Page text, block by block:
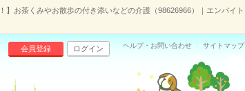
】お茶くみやお散歩の付き添いなどの介護（98626966）｜エンバイト
会員登録 ログイン ヘルプ・お問い合わせ サイトマップ